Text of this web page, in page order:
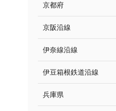
京都府
京阪沿線
伊奈線沿線
伊豆箱根鉄道沿線
兵庫県